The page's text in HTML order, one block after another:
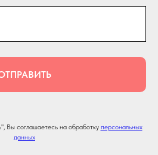
Вы соглашаетесь на обработку персональных
данных